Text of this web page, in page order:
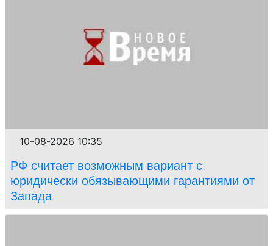
10-08-2026 10:35
РФ считает возможным вариант с
юридически обязывающими гарантиями от
Запада